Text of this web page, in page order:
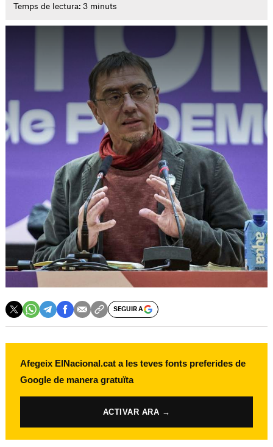
Temps de lectura: 3 minuts
SEGUIR A
Afegeix ElNacional.cat a les teves fonts preferides de
Google de manera gratuïta
ACTIVAR ARA →